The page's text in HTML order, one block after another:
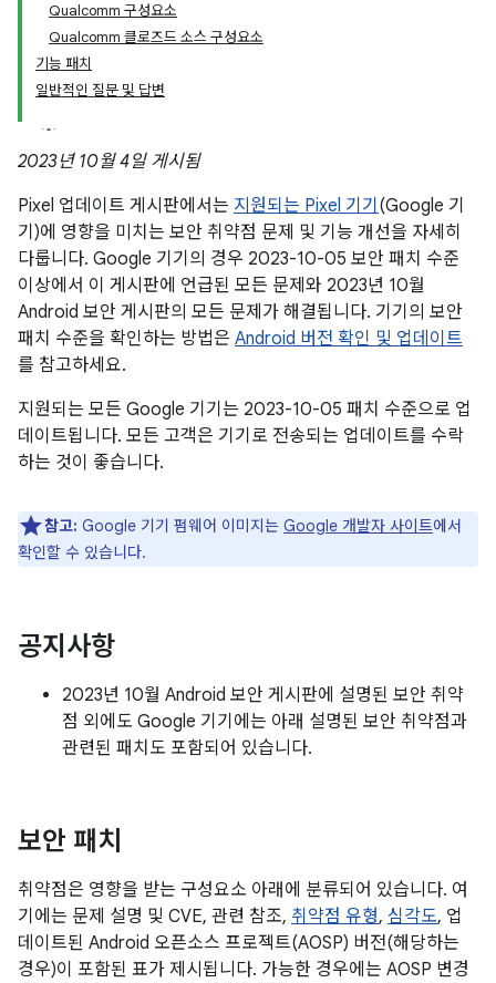
Qualcomm 구성요소
Qualcomm 클로즈드 소스 구성요소
기능 패치
일반적인 질문 및 답변
2023년 10월 4일 게시됨
Pixel 업데이트 게시판에서는 지원되는 Pixel 기기 (Google 기
기)에 영향을 미치는 보안 취약점 문제 및 기능 개선을 자세히
다룹니다. Google 기기의 경우 2023-10-05 보안 패치 수준
이상에서 이 게시판에 언급된 모든 문제와 2023년 10월
Android 보안 게시판의 모든 문제가 해결됩니다. 기기의 보안
패치 수준을 확인하는 방법은 Android 버전 확인 및 업데이트
를 참고하세요.
지원되는 모든 Google 기기는 2023-10-05 패치 수준으로 업
데이트됩니다. 모든 고객은 기기로 전송되는 업데이트를 수락
하는 것이 좋습니다.
참고: Google 기기 펌웨어 이미지는 Google 개발자 사이트에서
확인할 수 있습니다.
공지사항
2023년 10월 Android 보안 게시판에 설명된 보안 취약
점 외에도 Google 기기에는 아래 설명된 보안 취약점과
관련된 패치도 포함되어 있습니다.
보안 패치
취약점은 영향을 받는 구성요소 아래에 분류되어 있습니다. 여
기에는 문제 설명 및 CVE, 관련 참조, 취약점 유형, 심각도, 업
데이트된 Android 오픈소스 프로젝트(AOSP) 버전(해당하는
경우)이 포함된 표가 제시됩니다. 가능한 경우에는 AOSP 변경